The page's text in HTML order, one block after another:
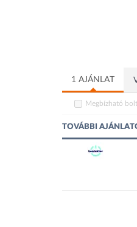
1 AJÁNLAT
Megbízható bolt
TOVÁBBI